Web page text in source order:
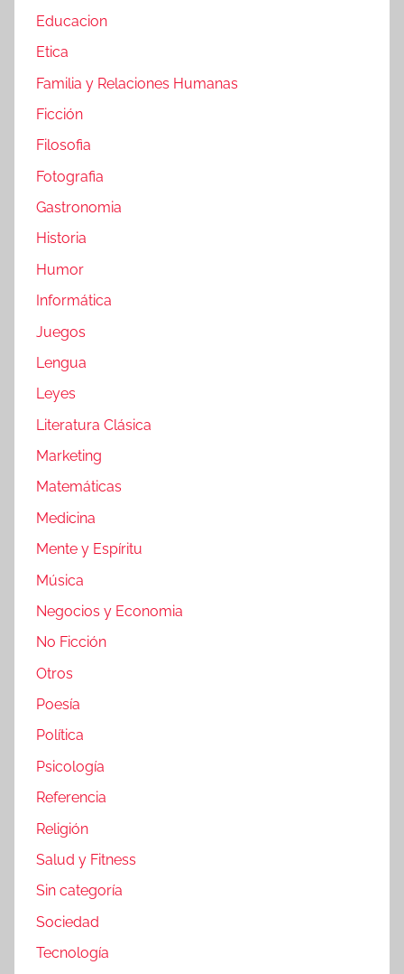
Educacion
Etica
Familia y Relaciones Humanas
Ficción
Filosofia
Fotografia
Gastronomia
Historia
Humor
Informática
Juegos
Lengua
Leyes
Literatura Clásica
Marketing
Matemáticas
Medicina
Mente y Espíritu
Música
Negocios y Economia
No Ficción
Otros
Poesía
Política
Psicología
Referencia
Religión
Salud y Fitness
Sin categoría
Sociedad
Tecnología